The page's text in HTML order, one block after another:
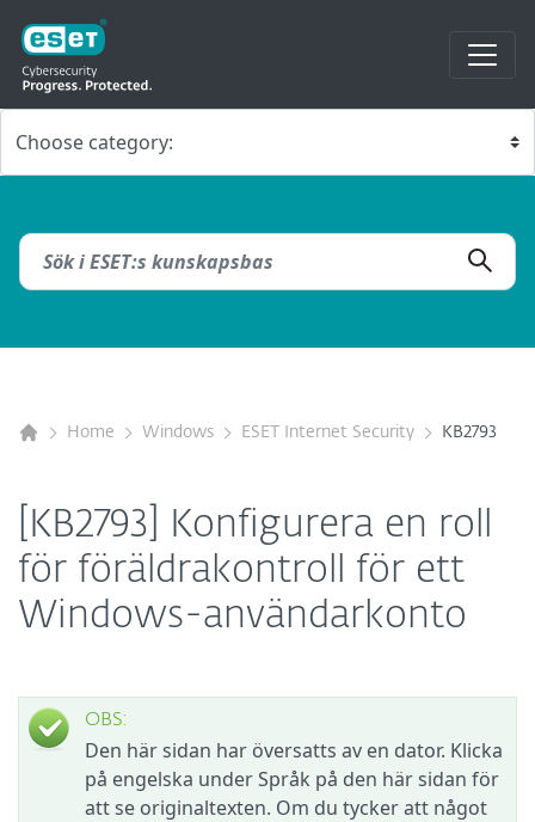
Home Windows ESET Internet Security KB2793
[KB2793] Konfigurera en roll
för föräldrakontroll för ett
Windows-användarkonto
OBS:
Den här sidan har översatts av en dator. Klicka
på engelska under Språk på den här sidan för
att se originaltexten. Om du tycker att något